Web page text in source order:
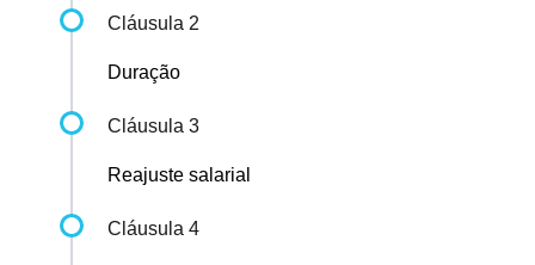
Cláusula 2
Duração
Cláusula 3
Reajuste salarial
Cláusula 4